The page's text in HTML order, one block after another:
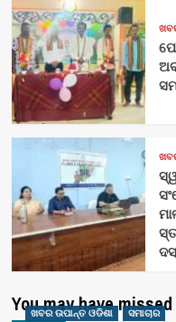
You may have missed
ଖବର ଉପାନ୍ତ ଓଡିଶା ସମାଚାର